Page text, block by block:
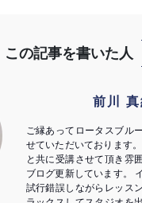
この記事を書いた人
前川 真
ご縁あってロータスブル
せていただいております
と共に受講させて頂き雰
ブログ更新しています。
試行錯誤しながらレッス